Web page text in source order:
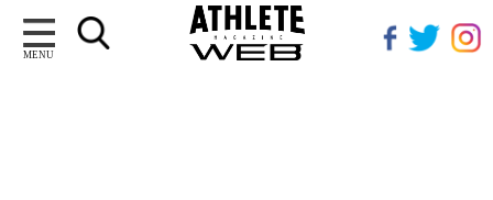
MENU